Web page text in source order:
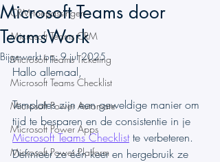
CRM-toepassingen
Microsoft Teams CRM
Microsoft Teams Ticketing
Microsoft Teams Checklist
Microsoft Power Automate
Microsoft Power Apps
Microsoft Power Platform
Microsoft Teams door
TeamsWork
Bijgewerkt op:9 jul 2025
Hallo allemaal,
Templates zijn een geweldige manier om
tijd te besparen en de consistentie in je
Microsoft Teams Checklist te verbeteren.
Definieer ze één keer en hergebruik ze